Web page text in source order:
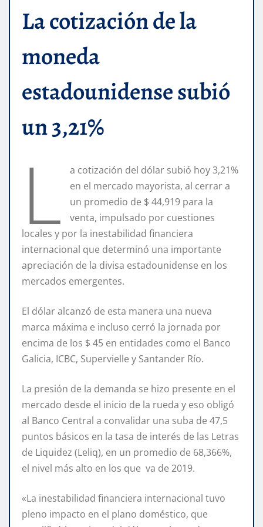
La cotización de la
moneda
estadounidense subió
un 3,21%
L
a cotización del dólar subió hoy 3,21%
en el mercado mayorista, al cerrar a
un promedio de $ 44,919 para la
venta, impulsado por cuestiones
locales y por la inestabilidad financiera
internacional que determinó una importante
apreciación de la divisa estadounidense en los
mercados emergentes.
El dólar alcanzó de esta manera una nueva
marca máxima e incluso cerró la jornada por
encima de los $ 45 en entidades como el Banco
Galicia, ICBC, Supervielle y Santander Río.
La presión de la demanda se hizo presente en el
mercado desde el inicio de la rueda y eso obligó
al Banco Central a convalidar una suba de 47,5
puntos básicos en la tasa de interés de las Letras
de Liquidez (Leliq), en un promedio de 68,366%,
el nivel más alto en los que va de 2019.
«La inestabilidad financiera internacional tuvo
pleno impacto en el plano doméstico, que